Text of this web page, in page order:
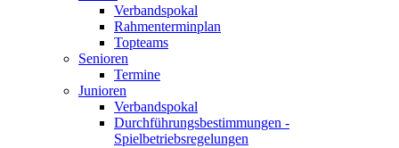
Verbandspokal
Rahmenterminplan
Topteams
Senioren
Termine
Junioren
Verbandspokal
Durchführungsbestimmungen -
Spielbetriebsregelungen